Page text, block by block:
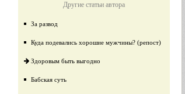
Другие статьи автора
За развод
Куда подевались хорошие мужчины? (репост)
Здоровым быть выгодно
Бабская суть